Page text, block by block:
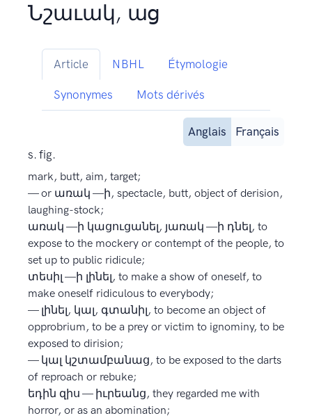
Նշաւակ, աց
Article NBHL Étymologie
Synonymes Mots dérivés
Anglais
Français
s. fig.
mark, butt, aim, target;
— or առակ —ի, spectacle, butt, object of derision,
laughing-stock;
առակ —ի կացուցանել, յառակ —ի դնել, to
expose to the mockery or contempt of the people, to
set up to public ridicule;
տեսիլ —ի լինել, to make a show of oneself, to
make oneself ridiculous to everybody;
— լինել, կալ, գտանիլ, to become an object of
opprobrium, to be a prey or victim to ignominy, to be
exposed to dirision;
— կալ կշտամբանաց, to be exposed to the darts
of reproach or rebuke;
եդին զիս — իւրեանց, they regarded me with
horror, or as an abomination;